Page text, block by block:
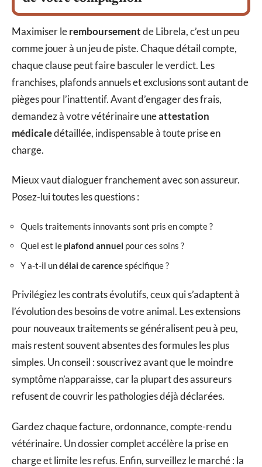
Maximiser leremboursementde Librela, c’est un peu
comme jouer à un jeu de piste. Chaque détail compte,
chaque clause peut faire basculer le verdict. Les
franchises, plafonds annuels et exclusions sont autant de
pièges pour l’inattentif. Avant d’engager des frais,
demandez à votre vétérinaire uneattestation
médicaledétaillée, indispensable à toute prise en
charge.
Mieux vaut dialoguer franchement avec son assureur.
Posez-lui toutes les questions :
Quels traitements innovants sont pris en compte ?
Quel est le plafond annuel pour ces soins ?
Y a-t-il undélai de carencespécifique ?
Privilégiez les contrats évolutifs, ceux qui s’adaptent à
l’évolution des besoins de votre animal. Les extensions
pour nouveaux traitements se généralisent peu à peu,
mais restent souvent absentes des formules les plus
simples. Un conseil : souscrivez avant que le moindre
symptôme n’apparaisse, car la plupart des assureurs
refusent de couvrir les pathologies déjà déclarées.
Gardez chaque facture, ordonnance, compte-rendu
vétérinaire. Un dossier complet accélère la prise en
charge et limite les refus. Enfin, surveillez le marché : la